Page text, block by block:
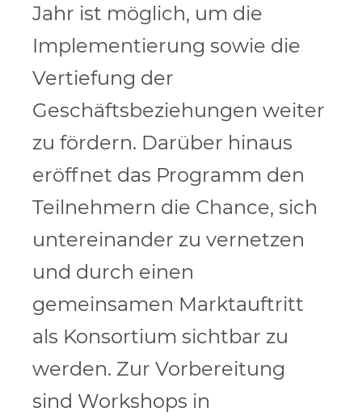
Jahr ist möglich, um die
Implementierung sowie die
Vertiefung der
Geschäftsbeziehungen weiter
zu fördern. Darüber hinaus
eröffnet das Programm den
Teilnehmern die Chance, sich
untereinander zu vernetzen
und durch einen
gemeinsamen Marktauftritt
als Konsortium sichtbar zu
werden. Zur Vorbereitung
sind Workshops in